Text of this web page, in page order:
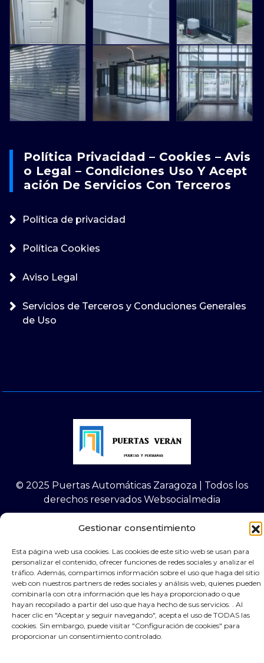
Gestionar consentimiento
Esta página web usa cookies. Las cookies de este sitio web se usan para
personalizar el contenido, ofrecer funciones de redes sociales y analizar el
tráfico. Además, compartimos información sobre el uso que haga del sitio
web con nuestros partners de redes sociales y análisis web, quienes pueden
combinarla con otra información que les haya proporcionado o que
hayan recopilado a partir del uso que haya hecho de sus servicios. . Al
hacer clic en "Aceptar y seguir navegando", acepta el uso de TODAS las
cookies. Sin embargo, puede visitar "Configuración de cookies" para
proporcionar un consentimiento controlado.
Política Privacidad – Cookies – Avis
O Legal – Condiciones Uso Y Acept
Ación De Servicios Con Terceros
Política de privacidad
Política Cookies
Aviso Legal
Servicios de Terceros y Conduciones Generales
de Uso
© 2025 Puertas Automáticas Zaragoza | Todos los
derechos reservados Websocialmedia
Contacta por Whassap